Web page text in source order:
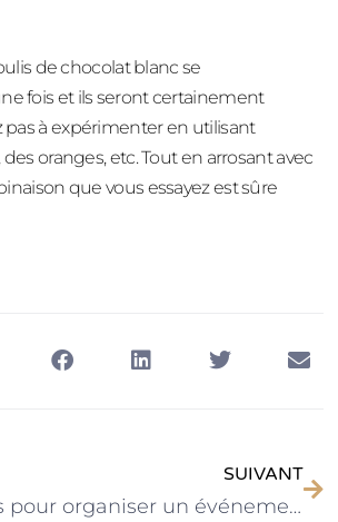
de chocolat blanc se
fois et ils seront certainement
pas à expérimenter en utilisant
oranges, etc. Tout en arrosant avec
que vous essayez est sûre
SUIVANT
5 conseils pour organiser un événement gastronomique